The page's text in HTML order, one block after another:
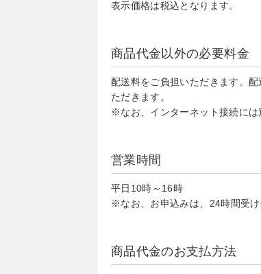
表示価格は税込となります。
商品代金以外の必要料金
配送料をご負担いただきます。
ただきます。
※なお、インターネット接続には
営業時間
平日10時～16時
※なお、お申込みは、24時間受け
商品代金のお支払方法